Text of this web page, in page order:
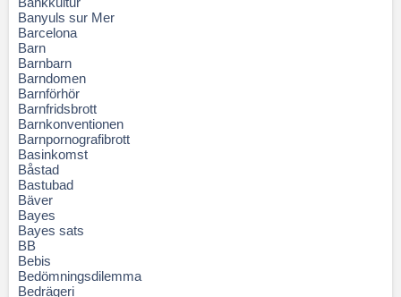
Banyuls sur Mer
Barcelona
Barn
Barnbarn
Barndomen
Barnförhör
Barnfridsbrott
Barnkonventionen
Barnpornografibrott
Basinkomst
Båstad
Bastubad
Bäver
Bayes
Bayes sats
BB
Bebis
Bedömningsdilemma
Bedrägeri